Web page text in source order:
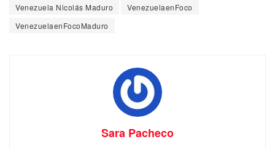
Venezuela Nicolás Maduro
VenezuelaenFoco
VenezuelaenFocoMaduro
Sara Pacheco